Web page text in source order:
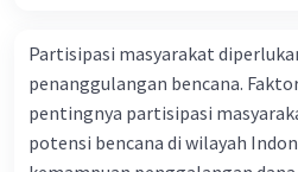
Partisipasi masyarakat
penanggulangan bencana.
pentingnya partisipasi
potensi bencana di wilayah